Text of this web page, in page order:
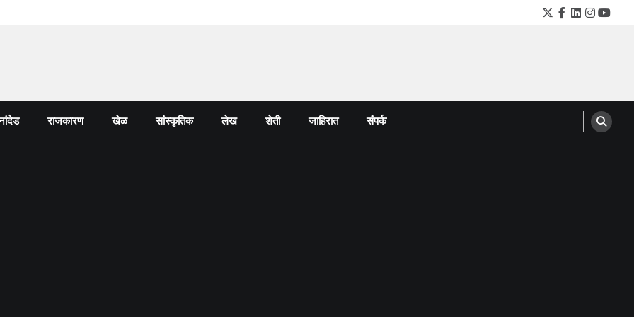
Twitter
Facebook
LinkedIn
राजकारण खेळ सांस्कृतिक लेख शेती जाहिरात संपर्क